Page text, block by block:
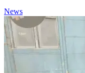
News